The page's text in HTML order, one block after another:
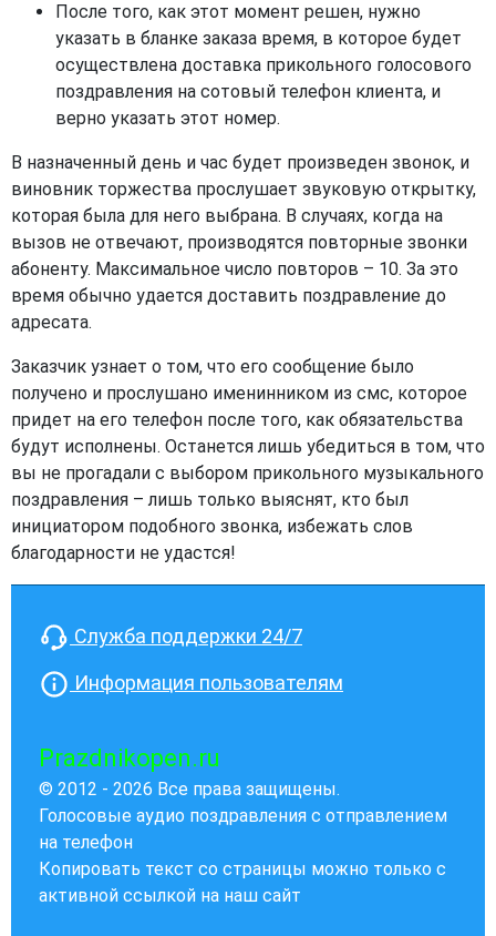
После того, как этот момент решен, нужно
указать в бланке заказа время, в которое будет
осуществлена доставка прикольного голосового
поздравления на сотовый телефон клиента, и
верно указать этот номер.
В назначенный день и час будет произведен звонок, и
виновник торжества прослушает звуковую открытку,
которая была для него выбрана. В случаях, когда на
вызов не отвечают, производятся повторные звонки
абоненту. Максимальное число повторов – 10. За это
время обычно удается доставить поздравление до
адресата.
Заказчик узнает о том, что его сообщение было
получено и прослушано именинником из смс, которое
придет на его телефон после того, как обязательства
будут исполнены. Останется лишь убедиться в том, что
вы не прогадали с выбором прикольного музыкального
поздравления – лишь только выяснят, кто был
инициатором подобного звонка, избежать слов
благодарности не удастся!
Служба поддержки 24/7
Информация пользователям
Prazdnikopen.ru
© 2012 - 2026 Все права защищены.
Голосовые аудио поздравления с отправлением
на телефон
Копировать текст со страницы можно только с
активной ссылкой на наш сайт